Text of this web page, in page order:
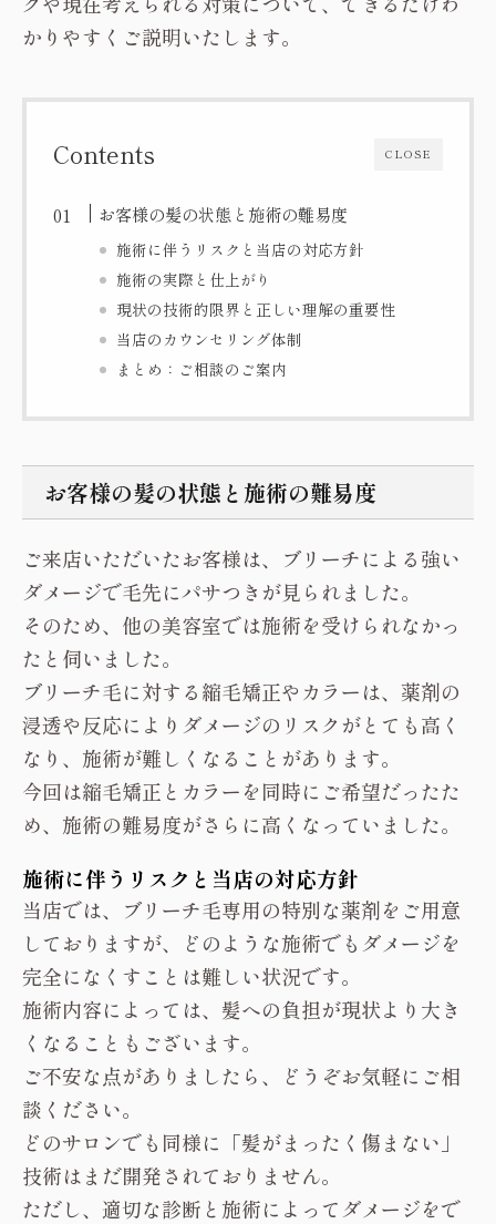
かりやすくご説明いたします。
CLOSE
Contents
お客様の髪の状態と施術の難易度
施術に伴うリスクと当店の対応方針
施術の実際と仕上がり
現状の技術的限界と正しい理解の重要性
当店のカウンセリング体制
まとめ：ご相談のご案内
お客様の髪の状態と施術の難易度
ご来店いただいたお客様は、ブリーチによる強い
ダメージで毛先にパサつきが見られました。
そのため、他の美容室では施術を受けられなかっ
たと伺いました。
ブリーチ毛に対する縮毛矯正やカラーは、薬剤の
浸透や反応によりダメージのリスクがとても高く
なり、施術が難しくなることがあります。
今回は縮毛矯正とカラーを同時にご希望だったた
め、施術の難易度がさらに高くなっていました。
施術に伴うリスクと当店の対応方針
当店では、ブリーチ毛専用の特別な薬剤をご用意
しておりますが、どのような施術でもダメージを
完全になくすことは難しい状況です。
施術内容によっては、髪への負担が現状より大き
くなることもございます。
ご不安な点がありましたら、どうぞお気軽にご相
談ください。
どのサロンでも同様に「髪がまったく傷まない」
技術はまだ開発されておりません。
ただし、適切な診断と施術によってダメージをで